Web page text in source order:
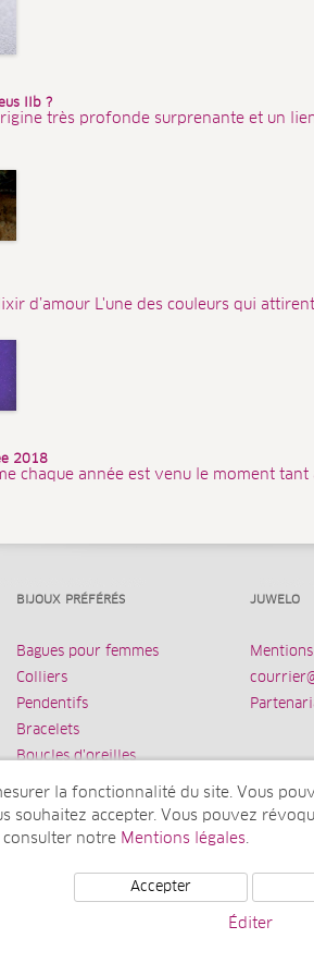
IIb ?
très profonde surprenante et un
d’amour L'une des couleurs qui
2018
chaque année est venu le moment
BIJOUX PRÉFÉRÉS
Bagues pour femmes
Colliers
Pendentifs
Bracelets
Boucles d’oreilles
JUWELO
société de elumeo SE)
la fonctionnalité du site. Vous
souhaitez accepter. Vous pouvez
consulter notre Mentions légales.
Accepter
Éditer